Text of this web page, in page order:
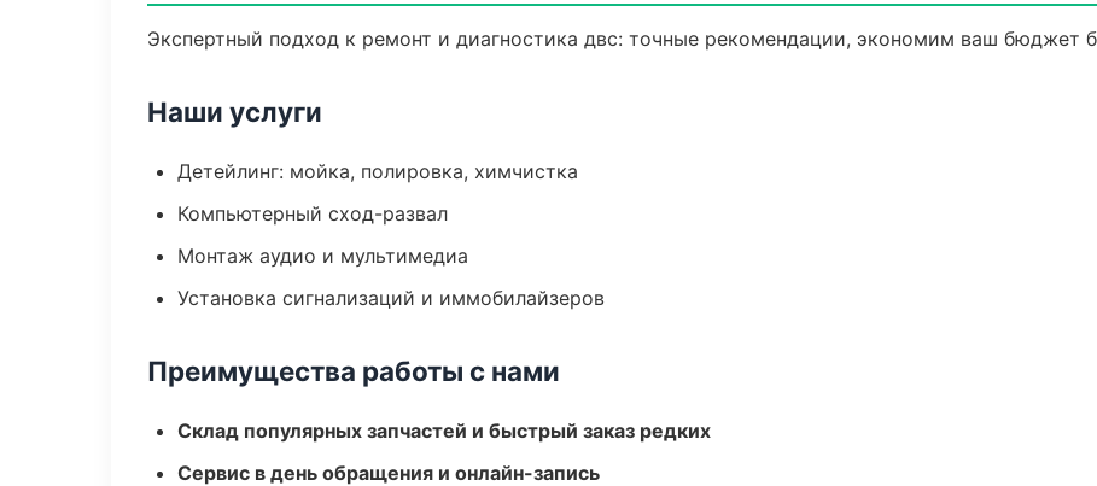
Экспертный подход к ремонт и диагностика двс: точные рекомендации, экономим ваш бюджет
Наши услуги
Детейлинг: мойка, полировка, химчистка
Компьютерный сход-развал
Монтаж аудио и мультимедиа
Установка сигнализаций и иммобилайзеров
Преимущества работы с нами
Склад популярных запчастей и быстрый заказ редких
Сервис в день обращения и онлайн-запись